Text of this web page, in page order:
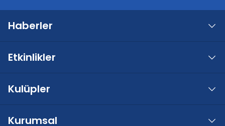
Haberler
Etkinlikler
Kulüpler
Kurumsal